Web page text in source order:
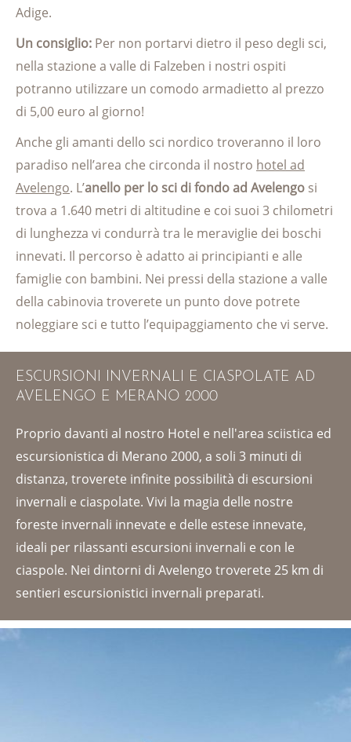
Adige.
Un consiglio: Per non portarvi dietro il peso degli sci,
nella stazione a valle di Falzeben i nostri ospiti
potranno utilizzare un comodo armadietto al prezzo
di 5,00 euro al giorno!
Anche gli amanti dello sci nordico troveranno il loro
paradiso nell’area che circonda il nostro hotel ad
Avelengo. L’anello per lo sci di fondo ad Avelengo si
trova a 1.640 metri di altitudine e coi suoi 3 chilometri
di lunghezza vi condurrà tra le meraviglie dei boschi
innevati. Il percorso è adatto ai principianti e alle
famiglie con bambini. Nei pressi della stazione a valle
della cabinovia troverete un punto dove potrete
noleggiare sci e tutto l’equipaggiamento che vi serve.
ESCURSIONI INVERNALI E CIASPOLATE AD
AVELENGO E MERANO 2000
Proprio davanti al nostro Hotel e nell'area sciistica ed
escursionistica di Merano 2000, a soli 3 minuti di
distanza, troverete infinite possibilità di escursioni
invernali e ciaspolate. Vivi la magia delle nostre
foreste invernali innevate e delle estese innevate,
ideali per rilassanti escursioni invernali e con le
ciaspole. Nei dintorni di Avelengo troverete 25 km di
sentieri escursionistici invernali preparati.